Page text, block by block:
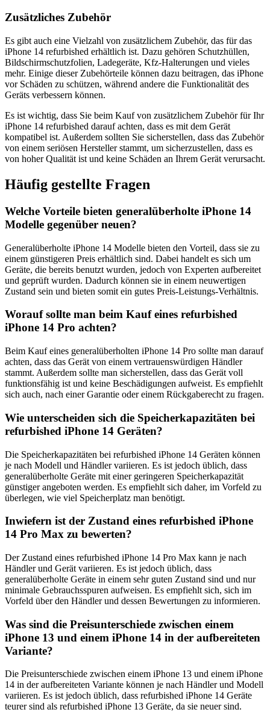
Zusätzliches Zubehör
Es gibt auch eine Vielzahl von zusätzlichem Zubehör, das für das
iPhone 14 refurbished erhältlich ist. Dazu gehören Schutzhüllen,
Bildschirmschutzfolien, Ladegeräte, Kfz-Halterungen und vieles
mehr. Einige dieser Zubehörteile können dazu beitragen, das iPhone
vor Schäden zu schützen, während andere die Funktionalität des
Geräts verbessern können.
Es ist wichtig, dass Sie beim Kauf von zusätzlichem Zubehör für Ihr
iPhone 14 refurbished darauf achten, dass es mit dem Gerät
kompatibel ist. Außerdem sollten Sie sicherstellen, dass das Zubehör
von einem seriösen Hersteller stammt, um sicherzustellen, dass es
von hoher Qualität ist und keine Schäden an Ihrem Gerät verursacht.
Häufig gestellte Fragen
Welche Vorteile bieten generalüberholte iPhone 14
Modelle gegenüber neuen?
Generalüberholte iPhone 14 Modelle bieten den Vorteil, dass sie zu
einem günstigeren Preis erhältlich sind. Dabei handelt es sich um
Geräte, die bereits benutzt wurden, jedoch von Experten aufbereitet
und geprüft wurden. Dadurch können sie in einem neuwertigen
Zustand sein und bieten somit ein gutes Preis-Leistungs-Verhältnis.
Worauf sollte man beim Kauf eines refurbished
iPhone 14 Pro achten?
Beim Kauf eines generalüberholten iPhone 14 Pro sollte man darauf
achten, dass das Gerät von einem vertrauenswürdigen Händler
stammt. Außerdem sollte man sicherstellen, dass das Gerät voll
funktionsfähig ist und keine Beschädigungen aufweist. Es empfiehlt
sich auch, nach einer Garantie oder einem Rückgaberecht zu fragen.
Wie unterscheiden sich die Speicherkapazitäten bei
refurbished iPhone 14 Geräten?
Die Speicherkapazitäten bei refurbished iPhone 14 Geräten können
je nach Modell und Händler variieren. Es ist jedoch üblich, dass
generalüberholte Geräte mit einer geringeren Speicherkapazität
günstiger angeboten werden. Es empfiehlt sich daher, im Vorfeld zu
überlegen, wie viel Speicherplatz man benötigt.
Inwiefern ist der Zustand eines refurbished iPhone
14 Pro Max zu bewerten?
Der Zustand eines refurbished iPhone 14 Pro Max kann je nach
Händler und Gerät variieren. Es ist jedoch üblich, dass
generalüberholte Geräte in einem sehr guten Zustand sind und nur
minimale Gebrauchsspuren aufweisen. Es empfiehlt sich, sich im
Vorfeld über den Händler und dessen Bewertungen zu informieren.
Was sind die Preisunterschiede zwischen einem
iPhone 13 und einem iPhone 14 in der aufbereiteten
Variante?
Die Preisunterschiede zwischen einem iPhone 13 und einem iPhone
14 in der aufbereiteten Variante können je nach Händler und Modell
variieren. Es ist jedoch üblich, dass refurbished iPhone 14 Geräte
teurer sind als refurbished iPhone 13 Geräte, da sie neuer sind.